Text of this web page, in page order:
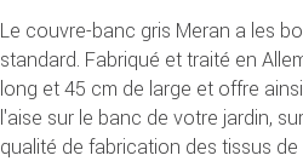
Le couvre-banc gris Meran a les
standard. Fabriqué et traité en
long et 45 cm de large et offre
l'aise sur le banc de votre jardin,
qualité de fabrication des tissus